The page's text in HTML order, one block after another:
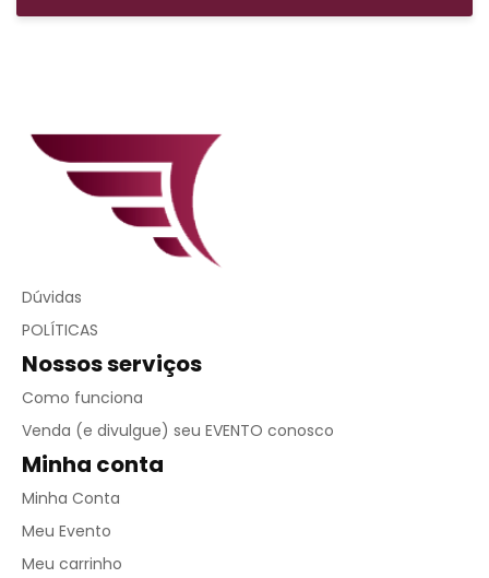
Dúvidas
POLÍTICAS
Nossos serviços
Como funciona
Venda (e divulgue) seu EVENTO conosco
Minha conta
Minha Conta
Meu Evento
Meu carrinho